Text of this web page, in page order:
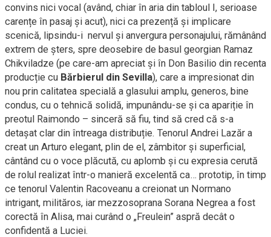
convins nici vocal (având, chiar în aria din tabloul I, serioase
carențe în pasaj și acut), nici ca prezență și implicare
scenică, lipsindu-i nervul și anvergura personajului, rămânând
extrem de șters, spre deosebire de basul georgian Ramaz
Chikviladze (pe care-am apreciat și în Don Basilio din recenta
producție cu Bărbierul din Sevilla), care a impresionat din
nou prin calitatea specială a glasului amplu, generos, bine
condus, cu o tehnică solidă, impunându-se și ca apariție în
preotul Raimondo – sinceră să fiu, tind să cred că s-a
detașat clar din întreaga distribuție. Tenorul Andrei Lazăr a
creat un Arturo elegant, plin de el, zâmbitor și superficial,
cântând cu o voce plăcută, cu aplomb și cu expresia cerută
de rolul realizat într-o manieră excelentă ca… prototip, în timp
ce tenorul Valentin Racoveanu a creionat un Normano
intrigant, milităros, iar mezzosoprana Sorana Negrea a fost
corectă în Alisa, mai curând o „Freulein” aspră decât o
confidentă a Luciei.